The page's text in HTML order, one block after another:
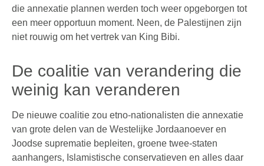
die annexatie plannen werden toch weer opgeborgen tot
een meer opportuun moment. Neen, de Palestijnen zijn
niet rouwig om het vertrek van King Bibi.
De coalitie van verandering die
weinig kan veranderen
De nieuwe coalitie zou etno-nationalisten die annexatie
van grote delen van de Westelijke Jordaanoever en
Joodse suprematie bepleiten, groene twee-staten
aanhangers, Islamistische conservatieven en alles daar